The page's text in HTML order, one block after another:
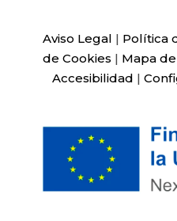
Aviso Legal | Política
de Cookies | Mapa
Accesibilidad |